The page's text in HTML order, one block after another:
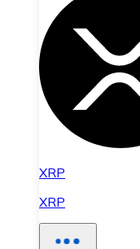
XRP
XRP